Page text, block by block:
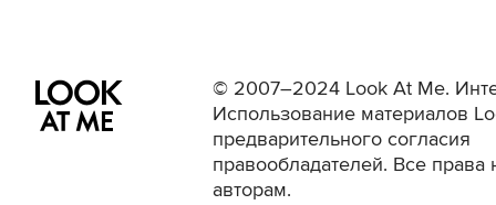
© 2007–2024 Look At Me.
Использование материалов
предварительного согласия
правообладателей. Все права
авторам.